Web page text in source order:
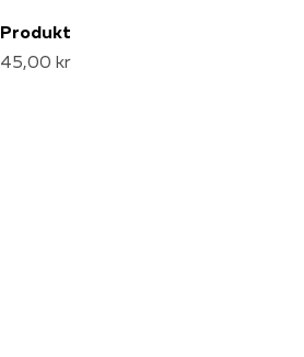
Produkt
45,00 kr